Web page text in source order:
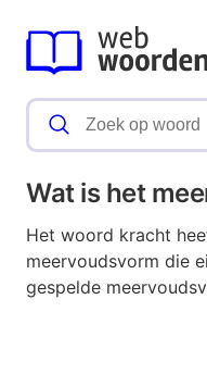
Wat is het
Het woord kracht
meervoudsvorm die
gespelde